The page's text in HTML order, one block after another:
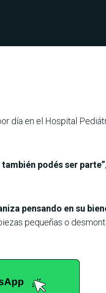
día en el Hospital
podés ser parte”
pensando en su
pequeñas o